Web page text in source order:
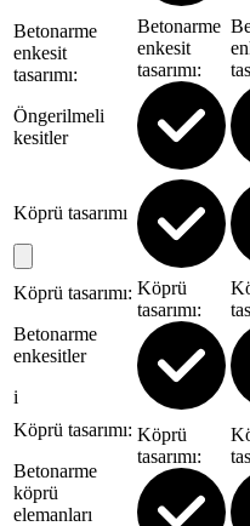
Betonarme
enkesit
tasarımı:
Öngerilmeli
kesitler
Betonarme
enkesit
tasarımı:
Köprü tasarımı
Köprü tasarımı:
Betonarme
enkesitler
i
Köprü
tasarımı:
Köprü tasarımı:
Betonarme
köprü
elemanları
Köprü
tasarımı: